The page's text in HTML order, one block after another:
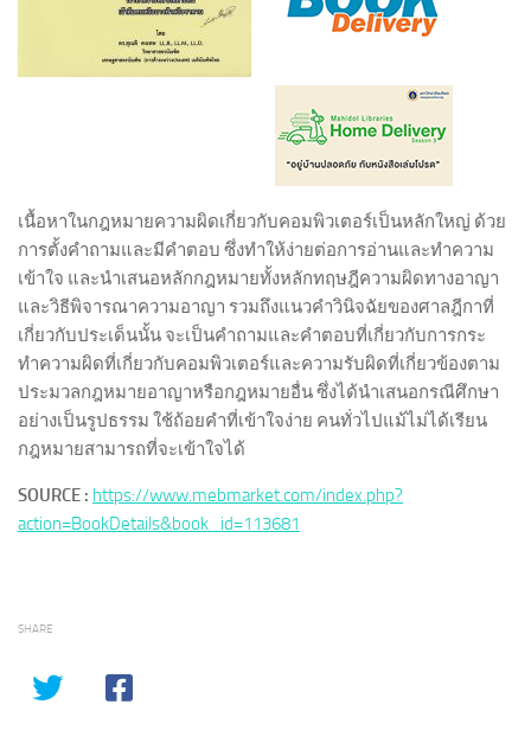
เนื้อหาในกฎหมายความผิดเกี่ยวกับคอมพิวเตอร์เป็นหลักใหญ่ ด้วย
การตั้งคำถามและมีคำตอบ ซึ่งทำให้ง่ายต่อการอ่านและทำความ
เข้าใจ และนำเสนอหลักกฎหมายทั้งหลักทฤษฎีความผิดทางอาญา
และวิธีพิจารณาความอาญา รวมถึงแนวคำวินิจฉัยของศาลฎีกาที่
เกี่ยวกับประเด็นนั้น จะเป็นคำถามและคำตอบที่เกี่ยวกับการกระ
ทำความผิดที่เกี่ยวกับคอมพิวเตอร์และความรับผิดที่เกี่ยวข้องตาม
ประมวลกฎหมายอาญาหรือกฎหมายอื่น ซึ่งได้นำเสนอกรณีศึกษา
อย่างเป็นรูปธรรม ใช้ถ้อยคำที่เข้าใจง่าย คนทั่วไปแม้ไม่ได้เรียน
กฎหมายสามารถที่จะเข้าใจได้
SOURCE : https://www.mebmarket.com/index.php?
action=BookDetails&book_id=113681
SHARE